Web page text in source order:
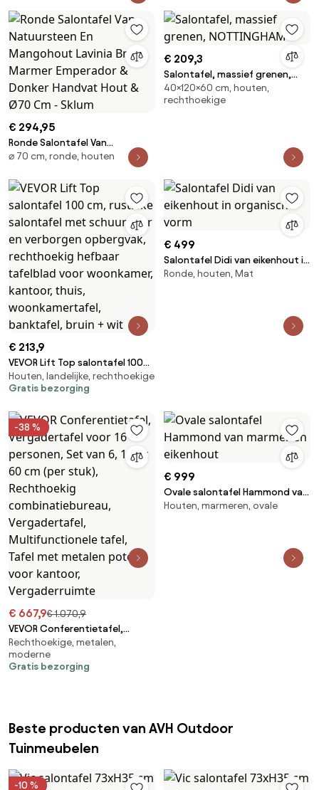
€ 294,95
Ronde Salontafel Van
Natuursteen En Mangohout
& Donker Handvat Hout & Ø70
Cm - Sklum
⌀ 70 cm, ronde, houten
€ 209,3
Salontafel, massief grenen,
NOTTINGHAM
40×120×60 cm, houten,
rechthoekige
€ 213,9
VEVOR Lift Top salontafel 100
cm, rustieke salontafel met
schuurdeur en verborgen
hefbaar tafelblad voor
woonkamer, kantoor, thuis,
woonkamertafel, banktafel,
bruin + wit
Houten, landelijke, rechthoekige
Gratis bezorging
€ 499
Salontafel Didi van eikenhout in
organische vorm
Ronde, houten, Mat
-38 %
€ 667,9€ 1.070,9
VEVOR Conferentietafel,
Vergadertafel voor 16
personen, Set van 6, 140 x 60
cm (per stuk), Rechthoekig
met metalen poten voor
kantoor, Vergaderruimte
Rechthoekige, metalen,
moderne
Gratis bezorging
€ 999
Ovale salontafel Hammond van
marmer en eikenhout
Houten, marmeren, ovale
Beste producten van AVH Outdoor
Tuinmeubelen
-10 %